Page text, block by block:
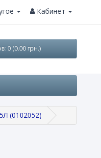
Кабинет
0 (0.00 грн.)
(0102052)